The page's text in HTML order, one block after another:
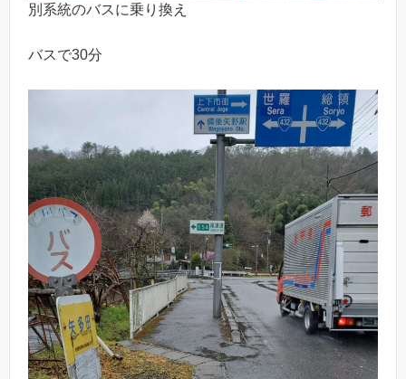
別系統のバスに乗り換え
バスで30分